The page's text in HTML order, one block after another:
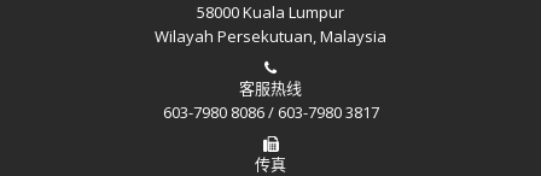
58000 Kuala Lumpur
Wilayah Persekutuan, Malaysia
客服热线
603-7980 8086 / 603-7980 3817
传真